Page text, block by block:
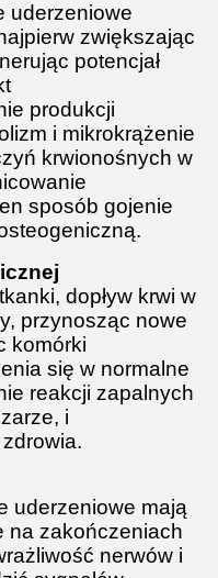
uderzeniowe
zwiększając
potencjał
produkcji
i mikrokrążenie
krwionośnych w
sposób gojenie
dopływ krwi w
przynosząc nowe
komórki
się w normalne
reakcji zapalnych
i
uderzeniowe mają
na zakończeniach
nerwów i